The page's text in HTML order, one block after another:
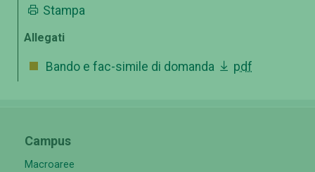
Stampa
Allegati
Bando e fac-simile di domanda pdf
Campus
Macroaree